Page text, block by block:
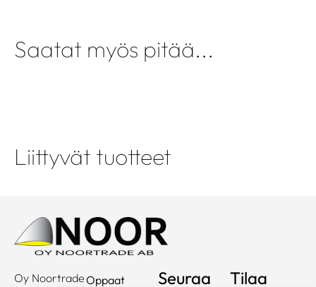
Saatat myös pitää...
Liittyvät tuotteet
Oy NoortradeOppaat
Seuraa
Tilaa